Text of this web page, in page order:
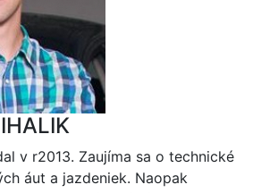
v r2013. Zaujíma sa o technické
áut a jazdeniek. Naopak